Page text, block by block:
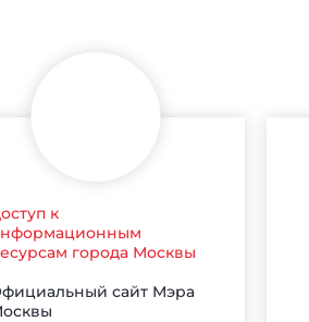
к
города Москвы
сайт Мэра